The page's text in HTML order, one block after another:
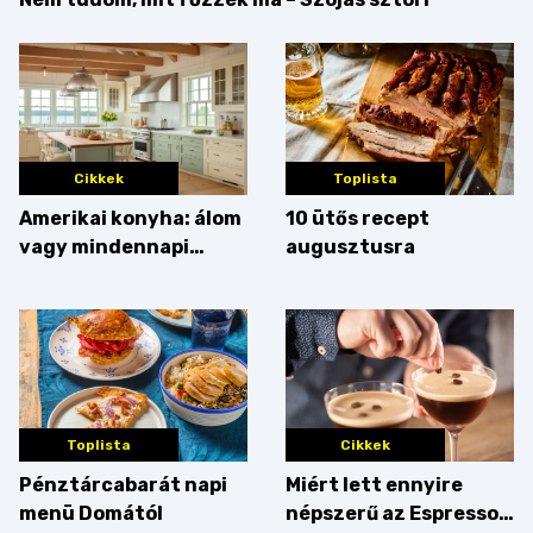
Cikkek
Amerikai konyha: álom
vagy mindennapi
az érveket
Toplista
10 ütős recept
augusztusra
Toplista
Pénztárcabarát napi
menü Domától
Cikkek
Miért lett ennyire
népszerű az Espresso